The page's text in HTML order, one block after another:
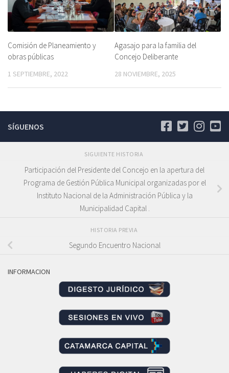
Comisión de Planeamiento y
obras públicas
1 SEPTIEMBRE, 2022
Agasajo para la familia del
Concejo Deliberante
28 NOVIEMBRE, 2025
SÍGUENOS
SIGUIENTE HISTORIA
Participación del Presidente del Concejo en la apertura del
Programa de Gestión Pública Municipal organizadas por el
Instituto Nacional de la Administración Pública y la
Municipalidad Capital .
HISTORIA PREVIA
Segundo Encuentro Nacional
INFORMACION